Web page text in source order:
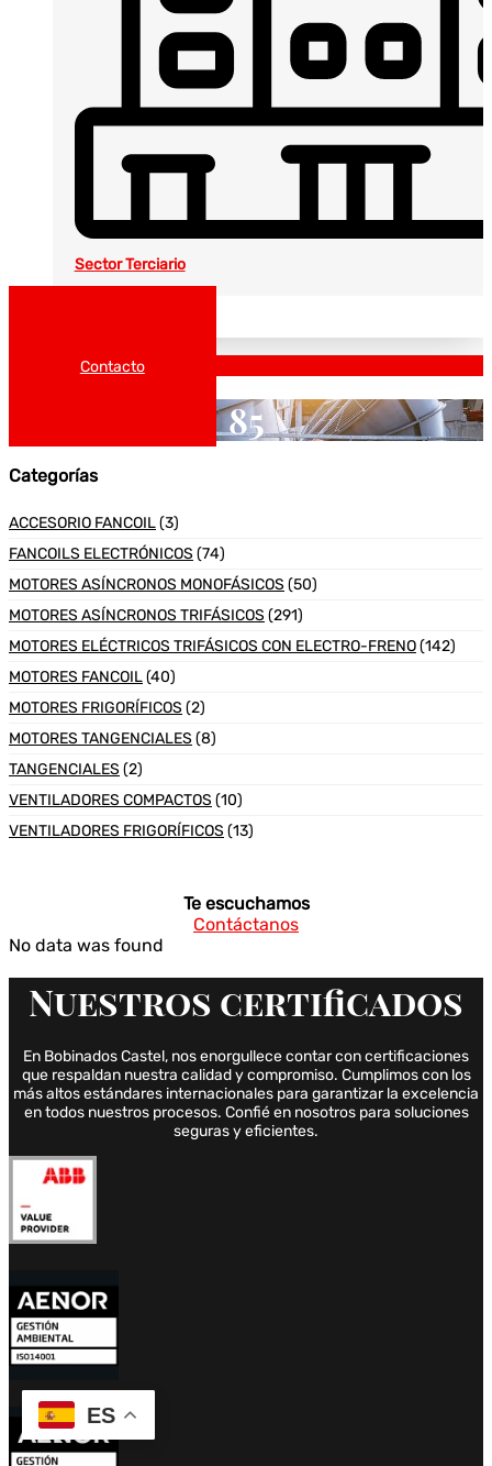
Sector Terciario
Contacto
85
Categorías
ACCESORIO FANCOIL(3)
FANCOILS ELECTRÓNICOS (74)
MOTORES ASÍNCRONOS MONOFÁSICOS (50)
MOTORES ASÍNCRONOS TRIFÁSICOS (291)
MOTORES ELÉCTRICOS TRIFÁSICOS CON ELECTRO-FRENO(142)
MOTORES FANCOIL(40)
MOTORES FRIGORÍFICOS (2)
MOTORES TANGENCIALES (8)
TANGENCIALES (2)
VENTILADORES COMPACTOS (10)
VENTILADORES FRIGORÍFICOS (13)
Te escuchamos
Contáctanos
No data was found
Nuestros certificados
En Bobinados Castel, nos enorgullece contar con certificaciones
que respaldan nuestra calidad y compromiso. Cumplimos con los
más altos estándares internacionales para garantizar la excelencia
en todos nuestros procesos. Confié en nosotros para soluciones
seguras y eficientes.
ES